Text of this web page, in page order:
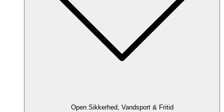
Open Sikkerhed, Vandsport & Fritid